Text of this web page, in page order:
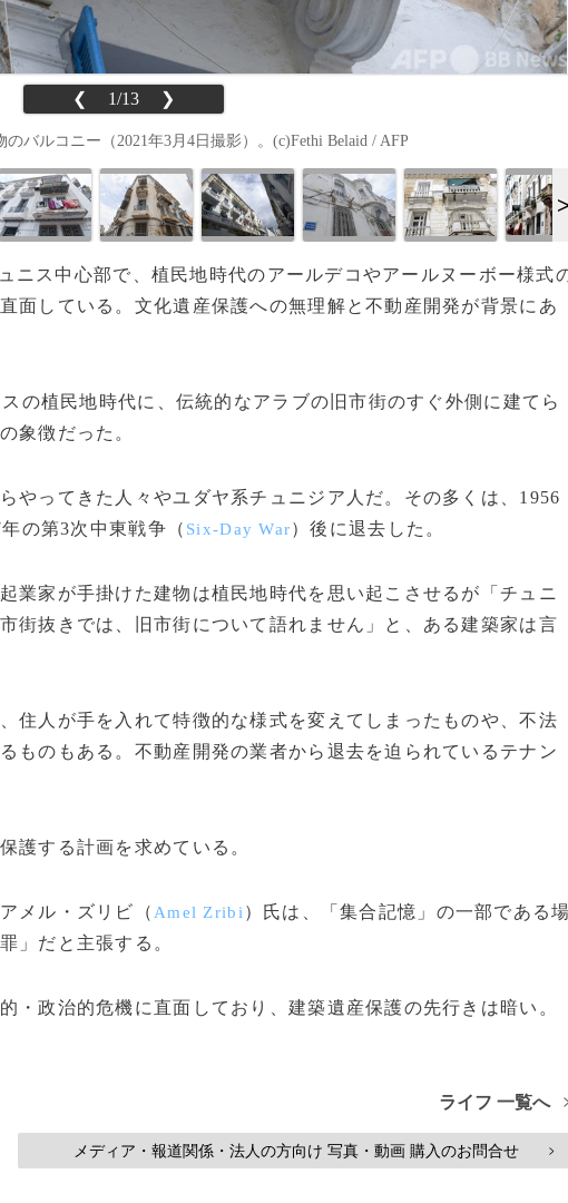
❮ 1/13 ❯
バルコニー（2021年3月4日撮影）。(c)Fethi Belaid / AFP
ニス中心部で、植民地時代のアールデコやアールヌーボー様式
面している。文化遺産保護への無理解と不動産開発が背景にあ
の植民地時代に、伝統的なアラブの旧市街のすぐ外側に建てら
象徴だった。
やってきた人々やユダヤ系チュニジア人だ。その多くは、1956
の第3次中東戦争（ Six-Day War）後に退去した。
業家が手掛けた建物は植民地時代を思い起こさせるが「チュニ
街抜きでは、旧市街について語れません」と、ある建築家は言
住人が手を入れて特徴的な様式を変えてしまったものや、不法
ものもある。不動産開発の業者から退去を迫られているテナン
護する計画を求めている。
メル・ズリビ（ Amel Zribi ）氏は、「集合記憶」の一部である
」だと主張する。
政治的危機に直面しており、建築遺産保護の先行きは暗い。
ライフ 一覧へ
メディア・報道関係・法人の方向け 写真・動画 購入のお問合せ >